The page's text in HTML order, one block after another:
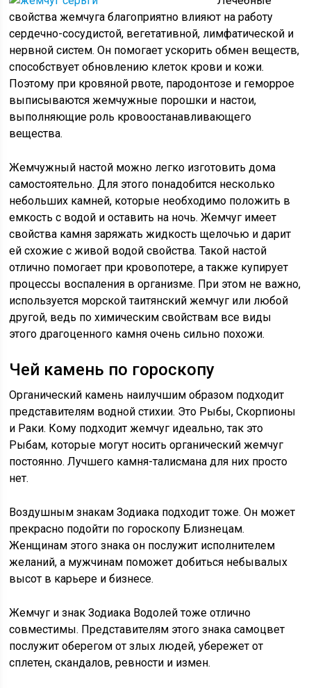
свойства жемчуга благоприятно влияют на работу
сердечно-сосудистой, вегетативной, лимфатической и
нервной систем. Он помогает ускорить обмен веществ,
способствует обновлению клеток крови и кожи.
Поэтому при кровяной рвоте, пародонтозе и геморрое
выписываются жемчужные порошки и настои,
выполняющие роль кровоостанавливающего
вещества.
Жемчужный настой можно легко изготовить дома
самостоятельно. Для этого понадобится несколько
небольших камней, которые необходимо положить в
емкость с водой и оставить на ночь. Жемчуг имеет
свойства камня заряжать жидкость щелочью и дарит
ей схожие с живой водой свойства. Такой настой
отлично помогает при кровопотере, а также купирует
процессы воспаления в организме. При этом не важно,
используется морской таитянский жемчуг или любой
другой, ведь по химическим свойствам все виды
этого драгоценного камня очень сильно похожи.
Чей камень по гороскопу
Органический камень наилучшим образом подходит
представителям водной стихии. Это Рыбы, Скорпионы
и Раки. Кому подходит жемчуг идеально, так это
Рыбам, которые могут носить органический жемчуг
постоянно. Лучшего камня-талисмана для них просто
нет.
Воздушным знакам Зодиака подходит тоже. Он может
прекрасно подойти по гороскопу Близнецам.
Женщинам этого знака он послужит исполнителем
желаний, а мужчинам поможет добиться небывалых
высот в карьере и бизнесе.
Жемчуг и знак Зодиака Водолей тоже отлично
совместимы. Представителям этого знака самоцвет
послужит оберегом от злых людей, убережет от
сплетен, скандалов, ревности и измен.